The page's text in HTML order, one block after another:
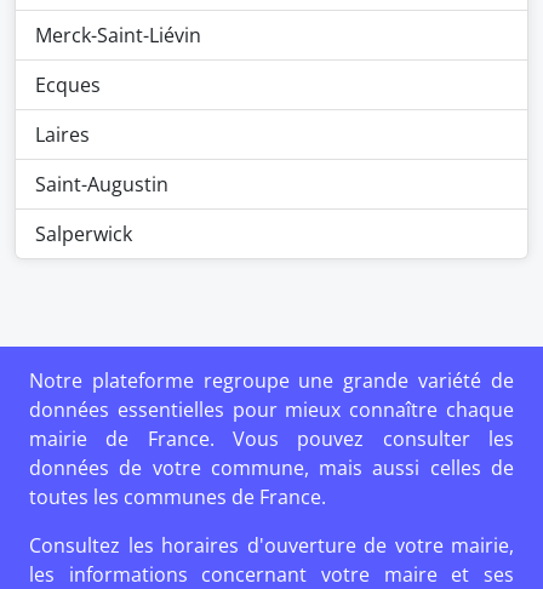
Merck-Saint-Liévin
Ecques
Laires
Saint-Augustin
Salperwick
Notre plateforme regroupe une grande variété de
données essentielles pour mieux connaître chaque
mairie de France. Vous pouvez consulter les
données de votre commune, mais aussi celles de
toutes les communes de France.
Consultez les horaires d'ouverture de votre mairie,
les informations concernant votre maire et ses